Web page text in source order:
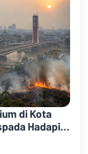
di Kota
Hadapi